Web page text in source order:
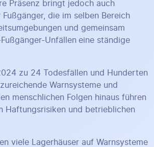
Präsenz bringt jedoch auch
die im selben Bereich
und gemeinsam
Unfällen eine ständige
zu 24 Todesfällen und Hunderten
Warnsysteme und
menschlichen Folgen hinaus führen
Haftungsrisiken und betrieblichen
viele Lagerhäuser auf Warnsysteme